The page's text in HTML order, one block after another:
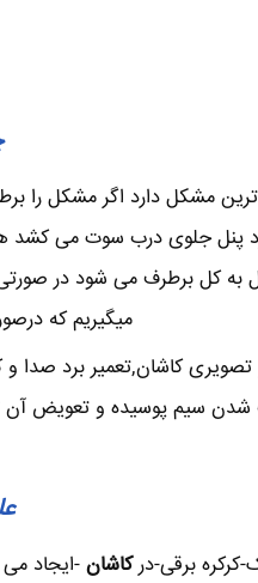
مشکل دارد اگر مشکل را
پنل جلوی درب سوت می کشد
کل برطرف می شود در صورتی
میگیریم که
کاشان,تعمیر برد صدا
سیم پوسیده و تعویض آن
کرکره برقی-درکاشان-ایجاد